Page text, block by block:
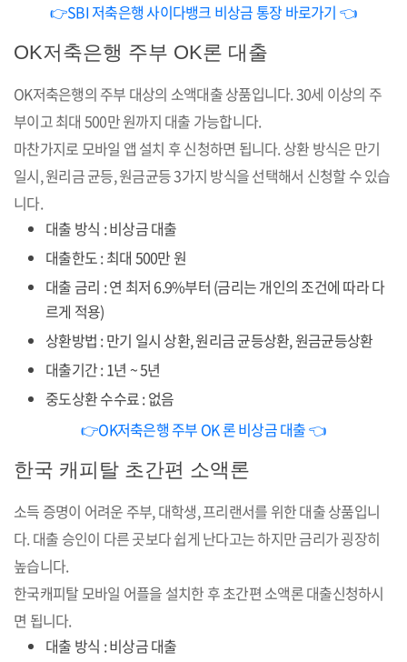
👉SBI 저축은행 사이다뱅크 비상금 통장 바로가기 👈
OK저축은행 주부 OK론 대출
OK저축은행의 주부 대상의 소액대출 상품입니다. 30세 이상의 주
부이고 최대 500만 원까지 대출 가능합니다.
마찬가지로 모바일 앱 설치 후 신청하면 됩니다. 상환 방식은 만기
일시, 원리금 균등, 원금균등 3가지 방식을 선택해서 신청할 수 있습
니다.
대출 방식 : 비상금 대출
대출한도 : 최대 500만 원
대출 금리 : 연 최저 6.9%부터 (금리는 개인의 조건에 따라 다
르게 적용)
상환방법 : 만기 일시 상환, 원리금 균등상환, 원금균등상환
대출기간 : 1년 ~ 5년
중도상환 수수료 : 없음
👉OK저축은행 주부 OK 론 비상금 대출 👈
한국 캐피탈 초간편 소액론
소득 증명이 어려운 주부, 대학생, 프리랜서를 위한 대출 상품입니
다. 대출 승인이 다른 곳보다 쉽게 난다고는 하지만 금리가 굉장히
높습니다.
한국캐피탈 모바일 어플을 설치한 후 초간편 소액론 대출신청하시
면 됩니다.
대출 방식 : 비상금 대출